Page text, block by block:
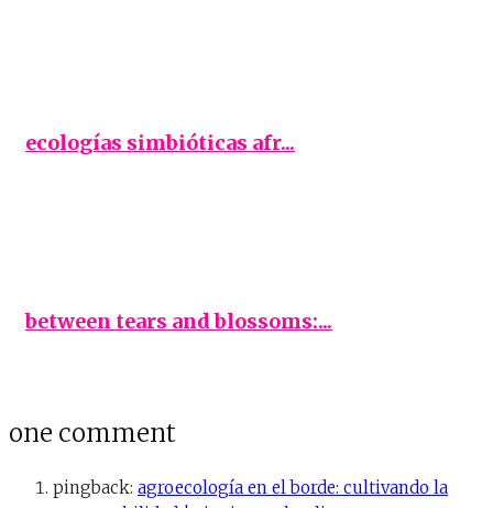
ecologías simbióticas afr...
between tears and blossoms:...
one comment
pingback: agroecología en el borde: cultivando la